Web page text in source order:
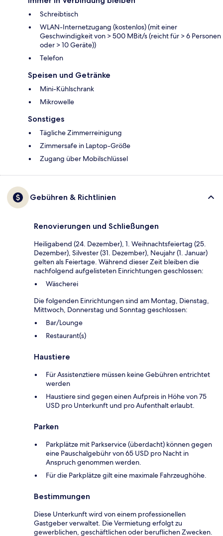
Schreibtisch
WLAN-Internetzugang (kostenlos) (mit einer
Geschwindigkeit von > 500 MBit/s (reicht für > 6 Personen
oder > 10 Geräte))
Telefon
Speisen und Getränke
Mini-Kühlschrank
Mikrowelle
Sonstiges
Tägliche Zimmerreinigung
Zimmersafe in Laptop-Größe
Zugang über Mobilschlüssel
Gebühren & Richtlinien
Renovierungen und Schließungen
Heiligabend (24. Dezember), 1. Weihnachtsfeiertag (25.
Dezember), Silvester (31. Dezember), Neujahr (1. Januar)
gelten als Feiertage. Während dieser Zeit bleiben die
nachfolgend aufgelisteten Einrichtungen geschlossen:
Wäscherei
Die folgenden Einrichtungen sind am Montag, Dienstag,
Mittwoch, Donnerstag und Sonntag geschlossen:
Bar/Lounge
Restaurant(s)
Haustiere
Für Assistenztiere müssen keine Gebühren entrichtet
werden
Haustiere sind gegen einen Aufpreis in Höhe von 75
USD pro Unterkunft und pro Aufenthalt erlaubt.
Parken
Parkplätze mit Parkservice (überdacht) können gegen
eine Pauschalgebühr von 65 USD pro Nacht in
Anspruch genommen werden.
Für die Parkplätze gilt eine maximale Fahrzeughöhe.
Bestimmungen
Diese Unterkunft wird von einem professionellen
Gastgeber verwaltet. Die Vermietung erfolgt zu
gewerblichen, geschäftlichen oder beruflichen Zwecken.